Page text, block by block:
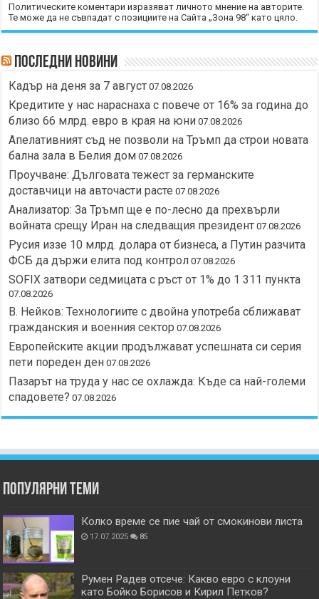
Политическите коментари изразяват личното мнение на авторите.
Те може да не съвпадат с позициите на Сайта „Зона 98“ като цяло.
Последни новини
Кадър на деня за 7 август 07.08.2026
Кредитите у нас нараснаха с повече от 16% за година до
близо 66 млрд. евро в края на юни 07.08.2026
Апелативният съд не позволи на Тръмп да строи новата
бална зала в Белия дом 07.08.2026
Проучване: Дълговата тежест за германските
доставчици на авточасти расте 07.08.2026
Анализатор: За Тръмп ще е по-лесно да прехвърли
войната срещу Иран на следващия президент 07.08.2026
Русия иззе 10 млрд. долара от бизнеса, а Путин разчита
ФСБ да държи елита под контрол 07.08.2026
SOFIX затвори седмицата с ръст от 1% до 1 311 пункта
07.08.2026
В. Нейков: Технологиите с двойна употреба сближават
гражданския и военния сектор 07.08.2026
Европейските акции продължават успешната си серия
пети пореден ден 07.08.2026
Пазарът на труда у нас се охлажда: Къде са най-големи
спадовете? 07.08.2026
Популярни теми
Колко време се пие чай от смокинови листа
17.07.2025 85
Румен Радев отсече: Какво евро с клоуни
като Бойко Борисов и Кирил Петков?